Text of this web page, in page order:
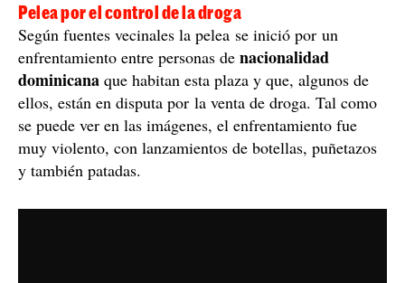
Pelea por el control de la droga
Según fuentes vecinales la pelea se inició por un
enfrentamiento entre personas de nacionalidad
dominicana que habitan esta plaza y que, algunos de
ellos, están en disputa por la venta de droga. Tal como
se puede ver en las imágenes, el enfrentamiento fue
muy violento, con lanzamientos de botellas, puñetazos
y también patadas.